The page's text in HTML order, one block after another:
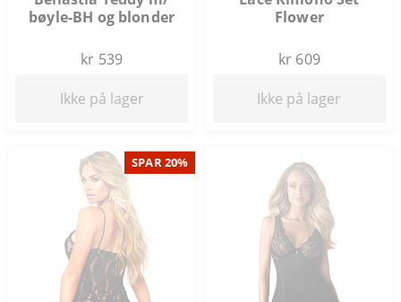
bøyle-BH og blonder
kr 539
Ikke på lager
Flower
kr 609
Ikke på lager
SPAR 20%